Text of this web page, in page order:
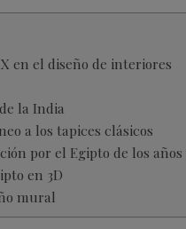
en el diseño de interiores
la India
a los tapices clásicos
por el Egipto de los
en 3D
mural